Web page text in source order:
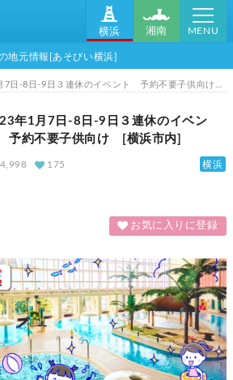
横浜 湘南 MENU
地元情報[あそびい横浜]
2023年1月7日-8日-9日３連休のイベント 予約不要子供向け [横浜市内]
年1月7日-8日-9日３連休のイベン
予約不要子供向け [横浜市内]
横浜
4,998 175
お気に入りに登録